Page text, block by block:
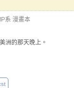
系 漫畫本
洲的那天晚上。